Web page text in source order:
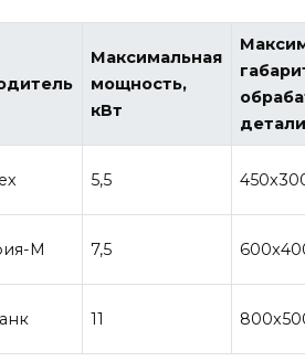
Максимальная
мощность,
кВт
5,5
М 7,5
11